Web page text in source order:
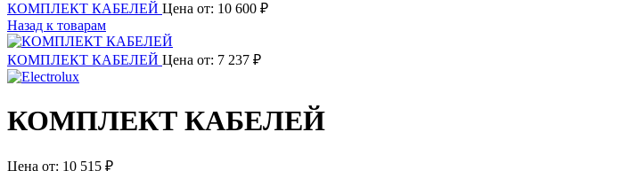
КОМПЛЕКТ КАБЕЛЕЙ Цена от: 10 600 ₽
Назад к товарам
КОМПЛЕКТ КАБЕЛЕЙ Цена от: 7 237 ₽
КОМПЛЕКТ КАБЕЛЕЙ
Цена от: 10 515 ₽